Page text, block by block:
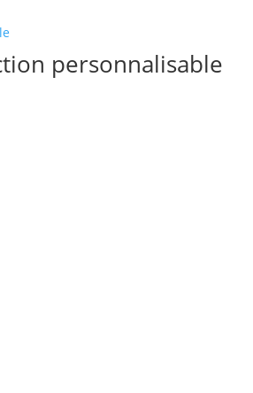
personnalisable